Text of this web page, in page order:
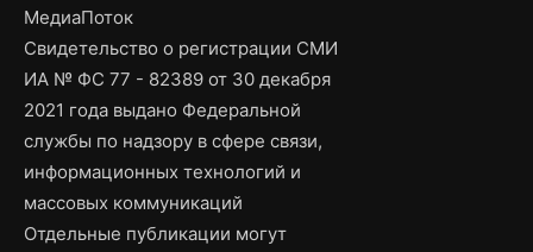
МедиаПоток
Свидетельство о регистрации СМИ
ИА № ФС 77 - 82389 от 30 декабря
2021 года выдано Федеральной
службы по надзору в сфере связи,
информационных технологий и
массовых коммуникаций
Отдельные публикации могут